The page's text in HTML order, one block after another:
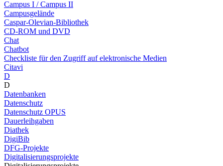
Campus I / Campus II
Campusgelände
Caspar-Olevian-Bibliothek
CD-ROM und DVD
Chat
Chatbot
Checkliste für den Zugriff auf elektronische Medien
Citavi
D
D
Datenbanken
Datenschutz
Datenschutz OPUS
Dauerleihgaben
Diathek
DigiBib
DFG-Projekte
Digitalisierungsprojekte